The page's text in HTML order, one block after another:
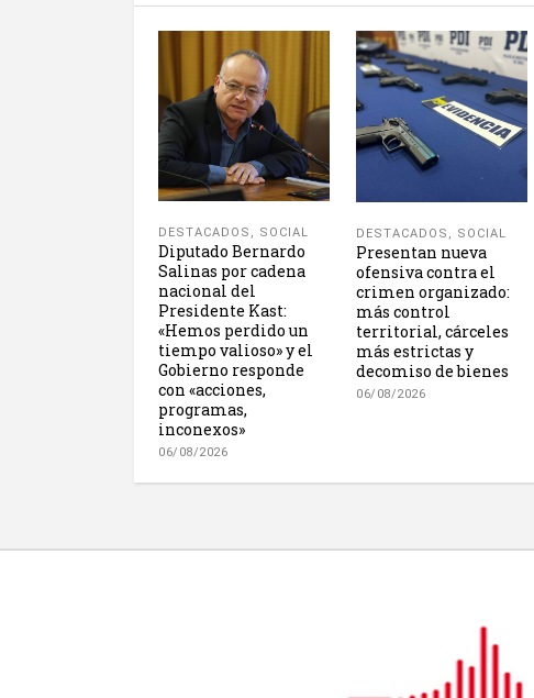
DESTACADOS , SOCIAL
Diputado Bernardo
Salinas por cadena
nacional del
Presidente Kast:
«Hemos perdido un
tiempo valioso» y el
Gobierno responde
con «acciones,
programas,
inconexos»
06/08/2026
DESTACADOS , SOCIAL
Presentan nueva
ofensiva contra el
crimen organizado:
más control
territorial, cárceles
más estrictas y
decomiso de bienes
06/08/2026